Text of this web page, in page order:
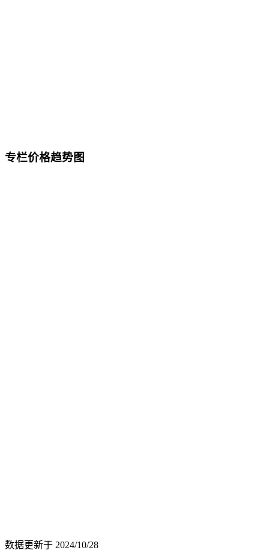
专栏价格趋势图
数据更新于 2024/10/28